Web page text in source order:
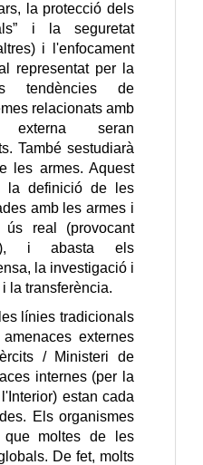
la protecció dels
i la seguretat
i l'enfocament
representat per la
tendències de
relacionats amb
externa seran
També sestudiarà
les armes. Aquest
la definició de les
amb les armes i
real (provocant
i abasta els
la investigació i
la transferència.
línies tradicionals
externes
/ Ministeri de
internes (per la
estan cada
Els organismes
que moltes de les
De fet, molts